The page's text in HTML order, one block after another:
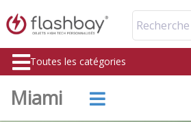
Recherche
Toutes les catégories
Miami